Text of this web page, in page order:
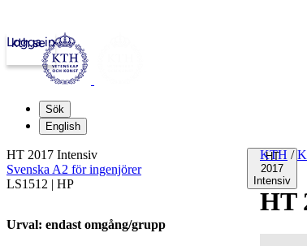
kth.se
Logga in
Sök
English
HT
2017
Intensiv
KTH /
HT
HT 2017 Intensiv
Svenska A2 för ingenjörer
LS1512 | HP
Urval: endast omgång/grupp